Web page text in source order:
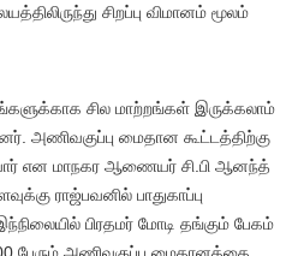
சிறப்பு விமானம் மூலம்
சில மாற்றங்கள் இருக்கலாம்
அணிவகுப்பு மைதான கூட்டத்திற்கு
என மாநகர ஆணையர் சி.பி ஆனந்த்
ராஜ்பவனில் பாதுகாப்பு
பிரதமர் மோடி தங்கும் பேகம்
பேரும் அணிவகுப்பு மைதானத்தை